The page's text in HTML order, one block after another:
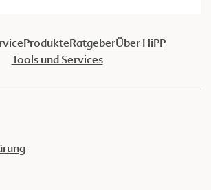
ProdukteRatgeberÜber HiPP
Tools und Services